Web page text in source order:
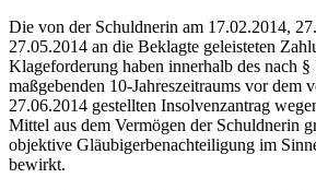
Die von der Schuldnerin am 17.02.2014,
27.05.2014 an die Beklagte geleisteten
Klageforderung haben innerhalb des nach
maßgebenden 10-Jahreszeitraums vor dem
27.06.2014 gestellten Insolvenzantrag
Mittel aus dem Vermögen der Schuldnerin
objektive Gläubigerbenachteiligung im
bewirkt.